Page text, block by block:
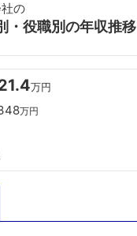
の
・役職別の年収推移
万円
万円